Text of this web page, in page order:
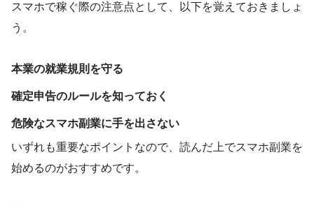
スマホで稼ぐ際の注意点として、以下を覚えておきましょ
う。
本業の就業規則を守る
確定申告のルールを知っておく
危険なスマホ副業に手を出さない
いずれも重要なポイントなので、読んだ上でスマホ副業を
始めるのがおすすめです。